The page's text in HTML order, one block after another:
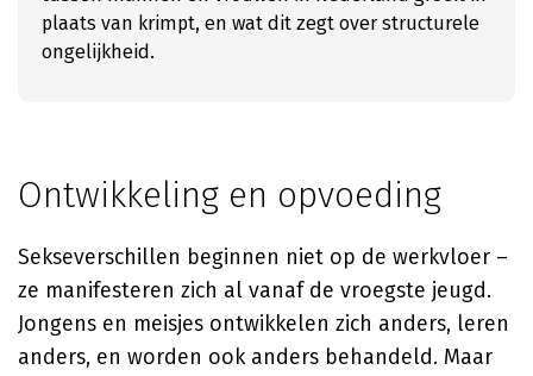
plaats van krimpt, en wat dit zegt over structurele
ongelijkheid.
Ontwikkeling en opvoeding
Sekseverschillen beginnen niet op de werkvloer –
ze manifesteren zich al vanaf de vroegste jeugd.
Jongens en meisjes ontwikkelen zich anders, leren
anders, en worden ook anders behandeld. Maar